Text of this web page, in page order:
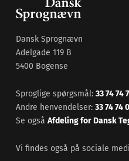
Dansk Sprognævn
Adelgade 119 B
5400 Bogense
Sproglige spørgsmål: 33 74 74
Andre henvendelser: 33 74 74
Se også Afdeling for Dansk
Vi findes også på sociale